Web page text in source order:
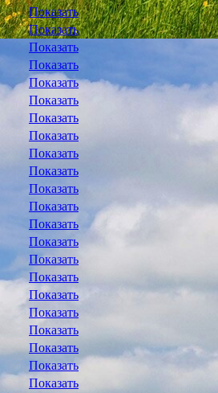
Показать
Показать
Показать
Показать
Показать
Показать
Показать
Показать
Показать
Показать
Показать
Показать
Показать
Показать
Показать
Показать
Показать
Показать
Показать
Показать
Показать
Показать